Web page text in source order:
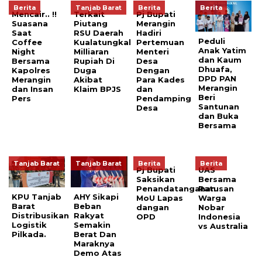
Berita
Mencair.. !!
Suasana
Saat
Coffee
Night
Bersama
Kapolres
Merangin
dan Insan
Pers
Tanjab Barat
Terkait
Piutang
RSU Daerah
Kualatungkal
Milliaran
Rupiah Di
Duga
Akibat
Klaim BPJS
Berita
Pj Bupati
Merangin
Hadiri
Pertemuan
Menteri
Desa
Dengan
Para Kades
dan
Pendamping
Desa
Berita
Peduli
Anak Yatim
dan Kaum
Dhuafa,
DPD PAN
Merangin
Beri
Santunan
dan Buka
Bersama
Tanjab Barat
KPU Tanjab
Barat
Distribusikan
Logistik
Pilkada.
Tanjab Barat
AHY Sikapi
Beban
Rakyat
Semakin
Berat Dan
Maraknya
Demo Atas
Berita
Pj Bupati
Saksikan
Penandatanganan
MoU Lapas
dangan
OPD
Berita
UAS
Bersama
Ratusan
Warga
Nobar
Indonesia
vs Australia